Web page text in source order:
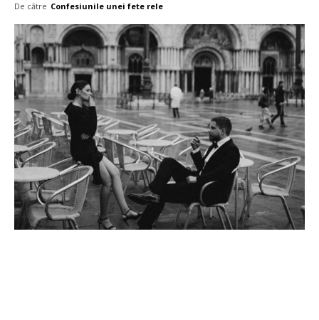
De către Confesiunile unei fete rele